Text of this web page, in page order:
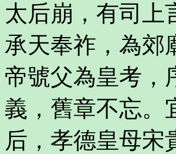
太后崩，有司上
承天奉祚，為郊
帝號父為皇考，
義，舊章不忘。
后，孝德皇母宋